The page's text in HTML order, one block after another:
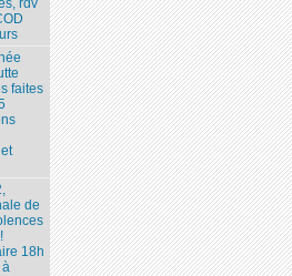
rdv
faites
de
18h
à